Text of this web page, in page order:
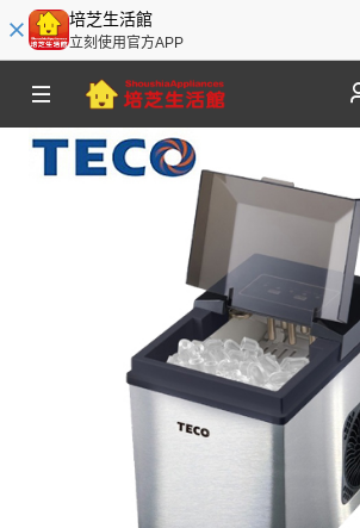
培芝生活館
立刻使用官方APP